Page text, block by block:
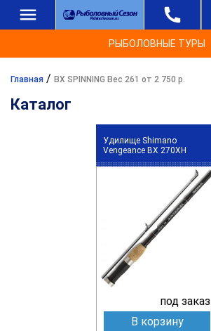
РЫБОЛОВНЫЕ ТУРЫ
Главная / BX SPINNING Вес 261 от 2 750 р.
Каталог
Удилище Shimano
Vengeance BX 270XH
под заказ
В корзину